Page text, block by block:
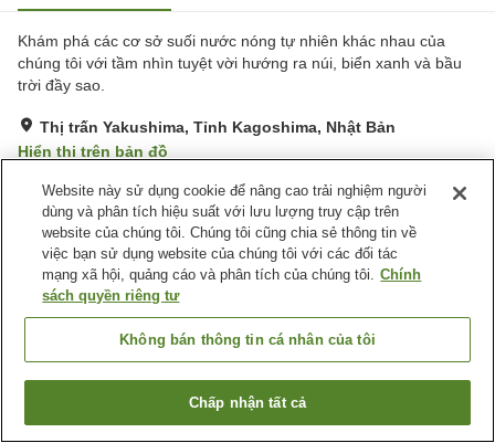
Khám phá các cơ sở suối nước nóng tự nhiên khác nhau của
chúng tôi với tầm nhìn tuyệt vời hướng ra núi, biển xanh và bầu
trời đầy sao.
Thị trấn Yakushima, Tỉnh Kagoshima, Nhật Bản
Hiển thị trên bản đồ
Tuyệt vời Đánh giá:48lượt
Tiện nghi chỗ nghỉ
Bãi đỗ xe
Xông hơi
Nhà hàng
Trang chủ Nhật Bản Tỉnh Kagoshima
Thị trấn Yakushima
Jomon no Yado Manten (Yakushima)
Tìm phòng trống
Website này sử dụng cookie để nâng cao trải nghiệm người
dùng và phân tích hiệu suất với lưu lượng truy cập trên
website của chúng tôi. Chúng tôi cũng chia sẻ thông tin về
việc bạn sử dụng website của chúng tôi với các đối tác
mạng xã hội, quảng cáo và phân tích của chúng tôi. Chính
sách quyền riêng tư
Không bán thông tin cá nhân của tôi
Chấp nhận tất cả